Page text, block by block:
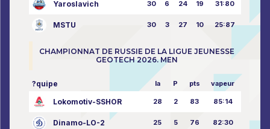
Yaroslavich 30 6 24 19 31:80
MSTU 30 3 27 10 25:87
CHAMPIONNAT DE RUSSIE DE LA LIGUE JEUNESSE
GEOTECH 2026. MEN
?quipe la P pts vapeur
Lokomotiv-SSHOR 28 2 83 85:14
Dinamo-LO-2 25 5 76 82:30